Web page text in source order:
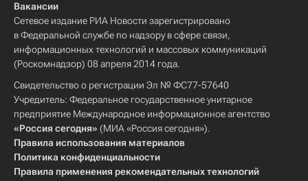
Вакансии
Сетевое издание РИА Новости зарегистрировано
в Федеральной службе по надзору в сфере связи,
информационных технологий и массовых коммуникаций
(Роскомнадзор) 08 апреля 2014 года.
Свидетельство о регистрации Эл № ФС77-57640
Учредитель: Федеральное государственное унитарное
предприятие Международное информационное агентство
«Россия сегодня» (МИА «Россия сегодня»).
Правила использования материалов
Политика конфиденциальности
Правила применения рекомендательных технологий